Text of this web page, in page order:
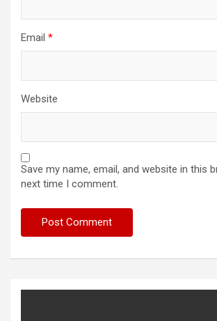
Email *
Website
Save my name, email, and website in this
next time I comment.